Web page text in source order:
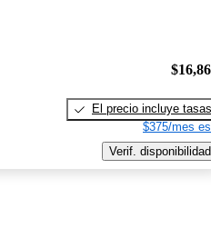
El precio incluye tasas
$375/mes
Verif. disponibilidad